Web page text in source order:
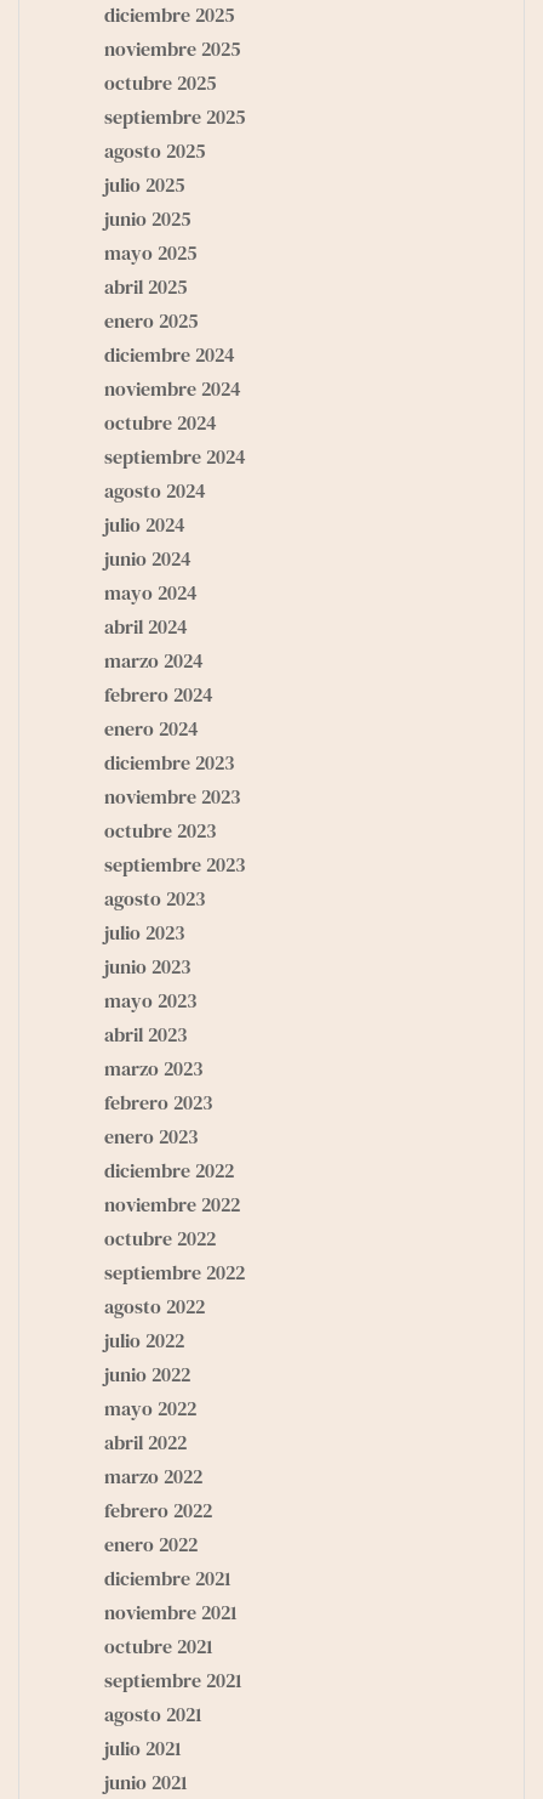
diciembre 2025
noviembre 2025
octubre 2025
septiembre 2025
agosto 2025
julio 2025
junio 2025
mayo 2025
abril 2025
enero 2025
diciembre 2024
noviembre 2024
octubre 2024
septiembre 2024
agosto 2024
julio 2024
junio 2024
mayo 2024
abril 2024
marzo 2024
febrero 2024
enero 2024
diciembre 2023
noviembre 2023
octubre 2023
septiembre 2023
agosto 2023
julio 2023
junio 2023
mayo 2023
abril 2023
marzo 2023
febrero 2023
enero 2023
diciembre 2022
noviembre 2022
octubre 2022
septiembre 2022
agosto 2022
julio 2022
junio 2022
mayo 2022
abril 2022
marzo 2022
febrero 2022
enero 2022
diciembre 2021
noviembre 2021
octubre 2021
septiembre 2021
agosto 2021
julio 2021
junio 2021